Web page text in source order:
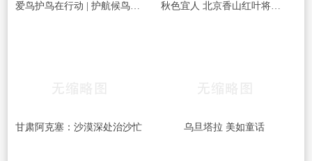
爱鸟护鸟在行动 | 护航候鸟迁徙，守护鸟类家园！哈尔滨青少年在行动…… 秋色宜人 北京香山红叶将迎最佳观赏期
甘肃阿克塞：沙漠深处治沙忙 乌旦塔拉 美如童话